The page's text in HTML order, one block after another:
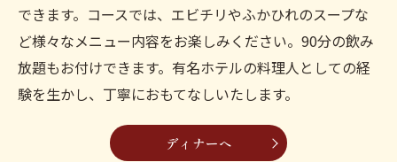
できます。コースでは、エビチリやふかひれのスープな
ど様々なメニュー内容をお楽しみください。90分の飲み
放題もお付けできます。有名ホテルの料理人としての経
験を生かし、丁寧におもてなしいたします。
ディナーへ